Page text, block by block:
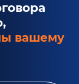
вашему